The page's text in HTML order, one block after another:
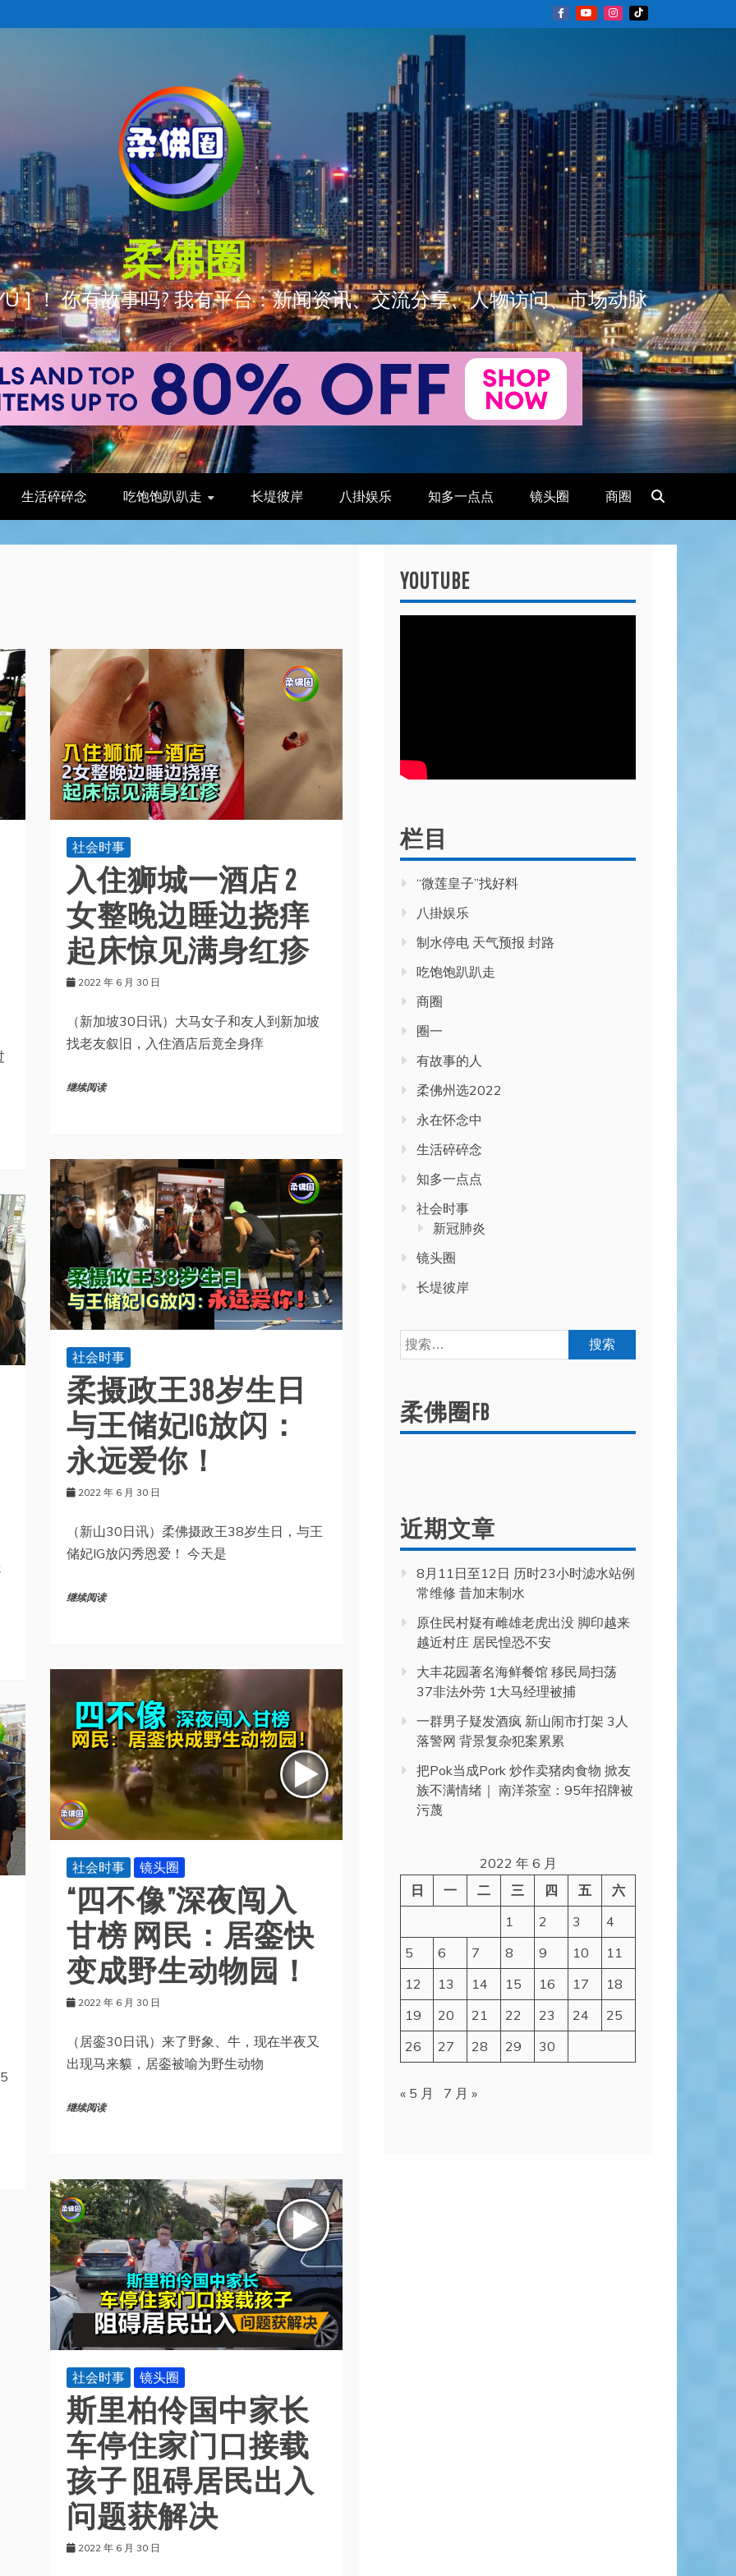
柔佛圈
] ！ 你有故事吗? 我有平台：新闻资讯、交流分享、人物访问、市场动脉
生活碎碎念 吃饱饱趴趴走 长堤彼岸 八掛娱乐 知多一点点 镜头圈 商圈
社会时事
入住狮城一酒店 2
女整晚边睡边挠痒
起床惊见满身红疹
2022 年 6 月 30 日
（新加坡30日讯）大马女子和友人到新加坡
找老友叙旧，入住酒店后竟全身痒
继续阅读
社会时事
柔摄政王38岁生日
与王储妃IG放闪：
永远爱你！
2022 年 6 月 30 日
（新山30日讯）柔佛摄政王38岁生日，与王
储妃IG放闪秀恩爱！ 今天是
继续阅读
社会时事 镜头圈
“四不像”深夜闯入
甘榜 网民：居銮快
变成野生动物园！
2022 年 6 月 30 日
（居銮30日讯）来了野象、牛，现在半夜又
出现马来貘，居銮被喻为野生动物
继续阅读
社会时事 镜头圈
斯里柏伶国中家长
车停住家门口接载
孩子 阻碍居民出入
问题获解决
2022 年 6 月 30 日
YOUTUBE
栏目
“微莲皇子”找好料
八掛娱乐
制水停电 天气预报 封路
吃饱饱趴趴走
商圈
圈一
有故事的人
柔佛州选2022
永在怀念中
生活碎碎念
知多一点点
社会时事
新冠肺炎
镜头圈
长堤彼岸
搜
索：
柔佛圈FB
近期文章
8月11日至12日 历时23小时滤水站例
常维修 昔加末制水
原住民村疑有雌雄老虎出没 脚印越来
越近村庄 居民惶恐不安
大丰花园著名海鲜餐馆 移民局扫荡
37非法外劳 1大马经理被捕
一群男子疑发酒疯 新山闹市打架 3人
落警网 背景复杂犯案累累
把Pok当成Pork 炒作卖猪肉食物 掀友
族不满情绪｜ 南洋茶室：95年招牌被
污蔑
2022 年 6 月
日
一 二 三 四 五
六
1
2 3
4
5
6 7 8 9 10
11
12
13 14 15 16 17
18
19
20 21 22 23 24
25
26
27 28 29 30
« 5 月 7 月 »